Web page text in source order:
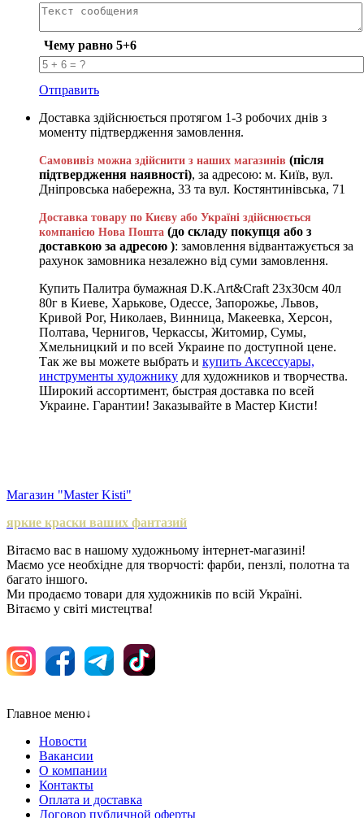
Чему равно 5+6
Отправить
Доставка здійснюється протягом 1-3 робочих днів з
моменту підтвердження замовлення.
Самовивіз можна здійснити з наших магазинів (після
підтвердження наявності), за адресою: м. Київ, вул.
Дніпровська набережна, 33 та вул. Костянтинівська, 71
Доставка товару по Києву або Україні здійснюється
компанією Нова Пошта (до складу покупця або з
доставкою за адресою ): замовлення відвантажується за
рахунок замовника незалежно від суми замовлення.
Купить Палитра бумажная D.K.Art&Craft 23х30см 40л
80г в Киеве, Харькове, Одессе, Запорожье, Львов,
Кривой Рог, Николаев, Винница, Макеевка, Херсон,
Полтава, Чернигов, Черкассы, Житомир, Сумы,
Хмельницкий и по всей Украине по доступной цене.
Так же вы можете выбрать и купить Аксессуары,
инструменты художнику для художников и творчества.
Широкий ассортимент, быстрая доставка по всей
Украине. Гарантии! Заказывайте в Мастер Кисти!
Магазин "Master Kisti"
яркие краски ваших фантазий
Вітаємо вас в нашому художньому інтернет-магазині!
Маємо усе необхідне для творчості: фарби, пензлі, полотна та
багато іншого.
Ми продаємо товари для художників по всій Україні.
Вітаємо у світі мистецтва!
Главное меню↓
Новости
Вакансии
О компании
Контакты
Оплата и доставка
Договор публичной оферты